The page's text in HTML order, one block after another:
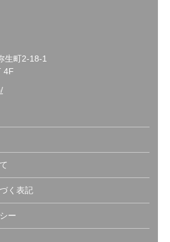
生町2-18-1
4F
く表記
ー